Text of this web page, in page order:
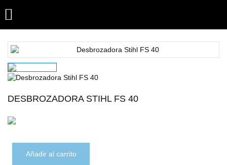

DESBROZADORA STIHL FS 40
Añadir al carrito